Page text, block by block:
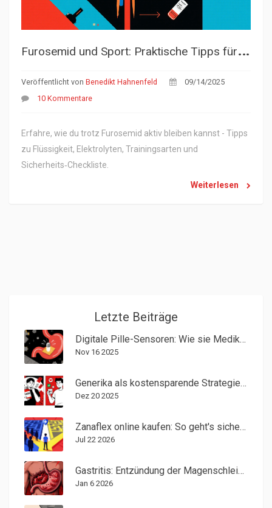
F
urosemid und Sport: Praktische Tipps für aktive Patienten
Veröffentlicht von Benedikt Hahnenfeld
09/14/2025
10 Kommentare
Erfahre, wie du trotz Furosemid aktiv bleiben kannst - Tipps
zu Flüssigkeit, Elektrolyten, Trainingsarten und
Sicherheits‑Checkliste.
Weiterlesen
Letzte Beiträge
Digitale Pille-Sensoren: Wie sie Medikamenteneinnahme und Nebenwirkungen überwachen
Nov 16 2025
Generika als kostensparende Strategie für Patienten: Was Sie wirklich sparen können
Dez 20 2025
Zanaflex online kaufen: So geht's sicher, legal und günstig (2026)
Jul 22 2026
Gastritis: Entzündung der Magenschleimhaut und Behandlung von H. pylori
Jan 6 2026